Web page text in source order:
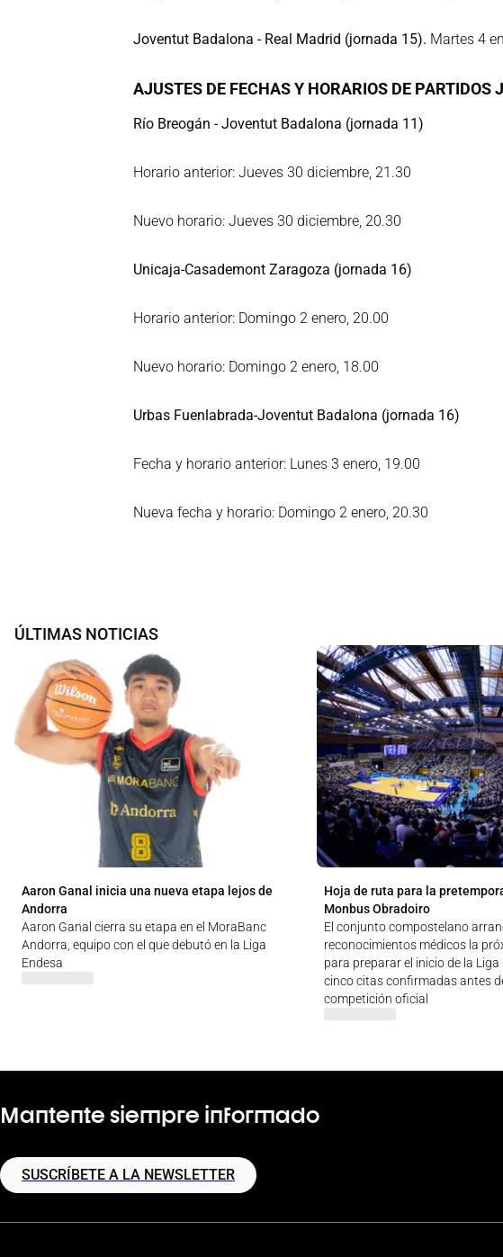
Joventut Badalona - Real Madrid (jornada 15). Martes 4
AJUSTES DE FECHAS Y HORARIOS DE PARTIDOS
Río Breogán - Joventut Badalona (jornada 11)
Horario anterior: Jueves 30 diciembre, 21.30
Nuevo horario: Jueves 30 diciembre, 20.30
Unicaja-Casademont Zaragoza (jornada 16)
Horario anterior: Domingo 2 enero, 20.00
Nuevo horario: Domingo 2 enero, 18.00
Urbas Fuenlabrada-Joventut Badalona (jornada 16)
Fecha y horario anterior: Lunes 3 enero, 19.00
Nueva fecha y horario: Domingo 2 enero, 20.30
ÚLTIMAS NOTICIAS
Aaron Ganal inicia una nueva etapa lejos de
Andorra
Aaron Ganal cierra su etapa en el MoraBanc
Andorra, equipo con el que debutó en la Liga
Endesa
Hoja de ruta para la
Monbus Obradoiro
El conjunto compostelano
reconocimientos médicos la
para preparar el inicio de la Liga
cinco citas confirmadas antes
competición oficial
Mantente siempre informado
SUSCRÍBETE A LA NEWSLETTER